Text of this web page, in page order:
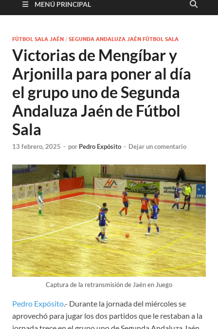
MENÚ PRINCIPAL
FÚTBOL SALA JAÉN / SEGUNDA ANDALUZA JAÉN FÚTBOL SALA
Victorias de Mengíbar y
Arjonilla para poner al día
el grupo uno de Segunda
Andaluza Jaén de Fútbol
Sala
13 febrero, 2025 - por Pedro Expósito - Dejar un comentario
Captura de la retransmisión de Jaén en Juego
Pedro Expósito.- Durante la jornada del miércoles se
aprovechó para jugar los dos partidos que le restaban a la